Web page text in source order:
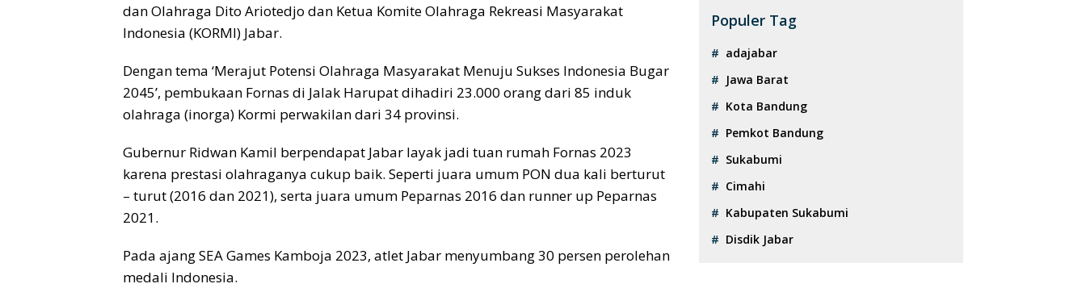
dan Olahraga Dito Ariotedjo dan Ketua Komite Olahraga Rekreasi Masyarakat
Indonesia (KORMI) Jabar.
Dengan tema ‘Merajut Potensi Olahraga Masyarakat Menuju Sukses Indonesia Bugar
2045’, pembukaan Fornas di Jalak Harupat dihadiri 23.000 orang dari 85 induk
olahraga (inorga) Kormi perwakilan dari 34 provinsi.
Gubernur Ridwan Kamil berpendapat Jabar layak jadi tuan rumah Fornas 2023
karena prestasi olahraganya cukup baik. Seperti juara umum PON dua kali berturut
– turut (2016 dan 2021), serta juara umum Peparnas 2016 dan runner up Peparnas
2021.
Pada ajang SEA Games Kamboja 2023, atlet Jabar menyumbang 30 persen perolehan
medali Indonesia.
Populer Tag
adajabar
Jawa Barat
Kota Bandung
Pemkot Bandung
Sukabumi
Cimahi
Kabupaten Sukabumi
Disdik Jabar